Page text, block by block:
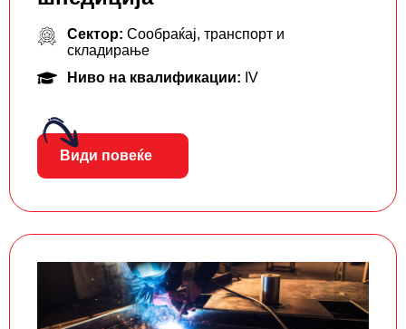
Сектор: Сообраќај, транспорт и
складирање
Ниво на квалификации: IV
Види повеќе